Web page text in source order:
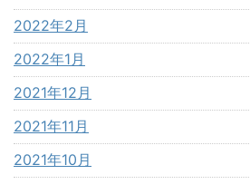
2022年2月
2022年1月
2021年12月
2021年11月
2021年10月